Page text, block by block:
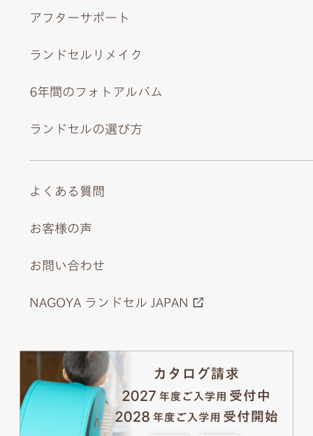
アフターサポート
ランドセルリメイク
6年間のフォトアルバム
ランドセルの選び方
よくある質問
お客様の声
お問い合わせ
NAGOYA ランドセル JAPAN